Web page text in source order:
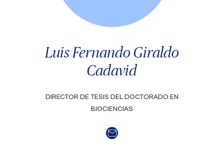
Luis Fernando Giraldo
Cadavid
DIRECTOR DE TESIS DEL DOCTORADO EN
BIOCIENCIAS